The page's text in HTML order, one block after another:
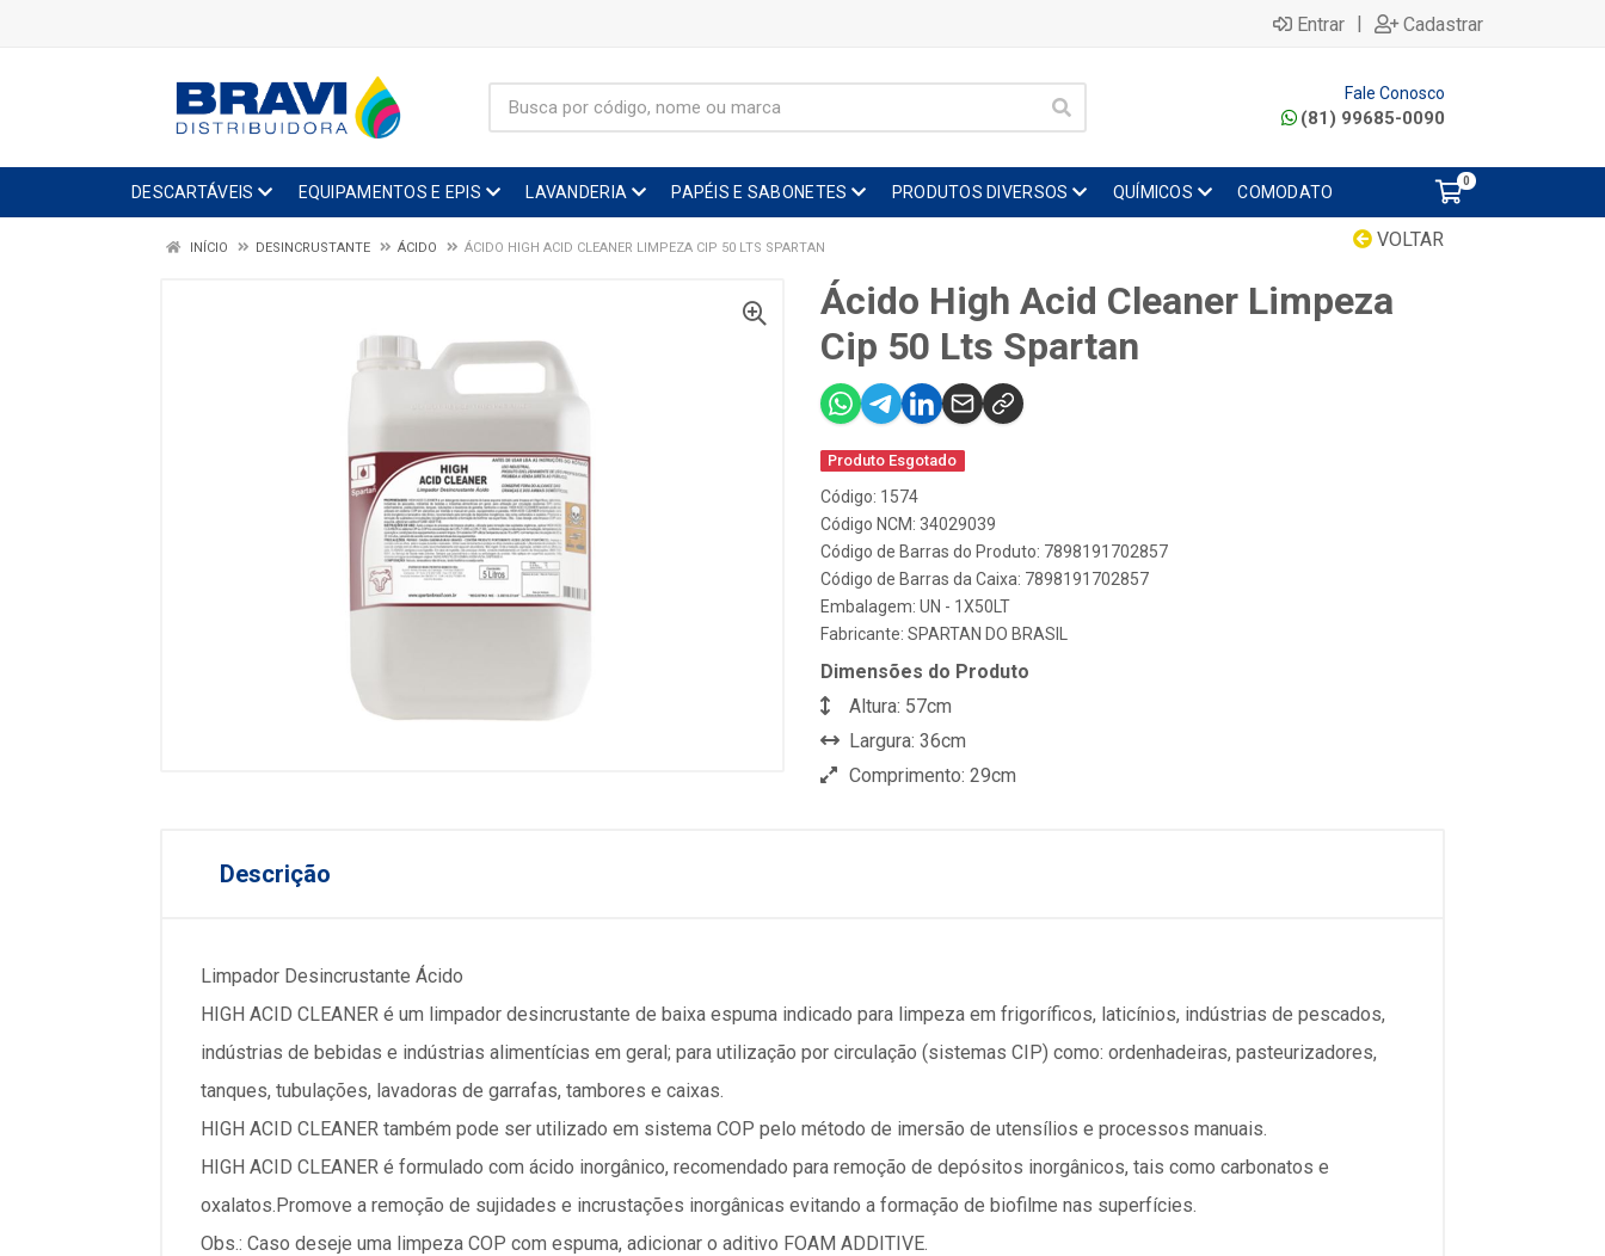
Entrar | Cadastrar
Fale Conosco
(81) 99685-0090
DESCARTÁVEIS EQUIPAMENTOS E EPIS LAVANDERIA PAPÉIS E SABONETES PRODUTOS DIVERSOS QUÍMICOS COMODATO
0
VOLTAR
INÍCIO DESINCRUSTANTE ÁCIDO ÁCIDO HIGH ACID CLEANER LIMPEZA CIP 50 LTS SPARTAN
Ácido High Acid Cleaner Limpeza
Cip 50 Lts Spartan
Produto Esgotado
Código: 1574
Código NCM: 34029039
Código de Barras do Produto: 7898191702857
Código de Barras da Caixa: 7898191702857
Embalagem: UN - 1X50LT
Fabricante: SPARTAN DO BRASIL
Dimensões do Produto
Altura: 57cm
Largura: 36cm
Comprimento: 29cm
Descrição
Limpador Desincrustante Ácido
HIGH ACID CLEANER é um limpador desincrustante de baixa espuma indicado para limpeza em frigoríficos, laticínios, indústrias de pescados,
indústrias de bebidas e indústrias alimentícias em geral; para utilização por circulação (sistemas CIP) como: ordenhadeiras, pasteurizadores,
tanques, tubulações, lavadoras de garrafas, tambores e caixas.
HIGH ACID CLEANER também pode ser utilizado em sistema COP pelo método de imersão de utensílios e processos manuais.
HIGH ACID CLEANER é formulado com ácido inorgânico, recomendado para remoção de depósitos inorgânicos, tais como carbonatos e
oxalatos.Promove a remoção de sujidades e incrustações inorgânicas evitando a formação de biofilme nas superfícies.
Obs.: Caso deseje uma limpeza COP com espuma, adicionar o aditivo FOAM ADDITIVE.